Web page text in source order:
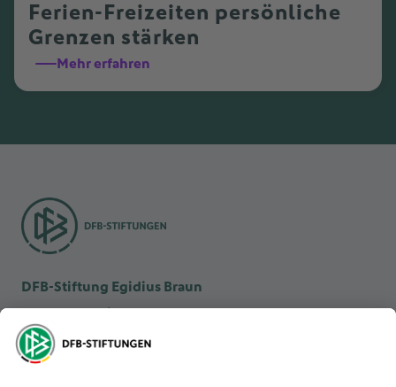
Ferien-Freizeiten persönliche
Grenzen stärken
Mehr erfahren
DFB-Stiftung Egidius Braun
DFB-Stiftung Sepp Herberger